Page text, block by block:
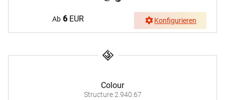
Ab 6EUR Konfigurieren
Colour
Structure 2.940.67